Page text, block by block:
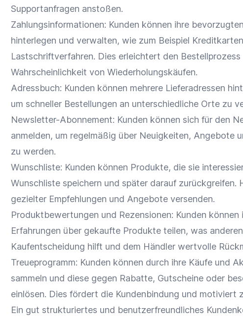
Supportanfragen anstoßen.
Zahlungsinformationen: Kunden können ihre bevorzugten
hinterlegen und verwalten, wie zum Beispiel
Lastschriftverfahren. Dies erleichtert den Bestellprozess
Wahrscheinlichkeit von Wiederholungskäufen.
Adressbuch: Kunden können mehrere Lieferadressen
um schneller Bestellungen an unterschiedliche Orte zu
Newsletter-Abonnement: Kunden können sich für den
anmelden, um regelmäßig über Neuigkeiten, Angebote
zu werden.
Wunschliste: Kunden können Produkte, die sie
Wunschliste speichern und später darauf zurückgreifen.
gezielter Empfehlungen und Angebote versenden.
Produktbewertungen und Rezensionen: Kunden
Erfahrungen über gekaufte Produkte teilen, was
Kaufentscheidung hilft und dem Händler wertvolle
Treueprogramm: Kunden können durch ihre Käufe und
sammeln und diese gegen Rabatte, Gutscheine oder
einlösen. Dies fördert die Kundenbindung und motiviert
Ein gut strukturiertes und benutzerfreundliches